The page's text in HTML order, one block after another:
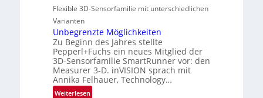
-
R
u
n
d
e
nl
N
e
w
s
‘
Flexible 3D-Sensorfamilie mit unterschiedlichen
Varianten
Unbegrenzte Möglichkeiten
Zu Beginn des Jahres stellte
Pepperl+Fuchs ein neues Mitglied der
3D-Sensorfamilie SmartRunner vor: den
Measurer 3-D. inVISION sprach mit
Annika Felhauer, Technology…
Weiterlesen: